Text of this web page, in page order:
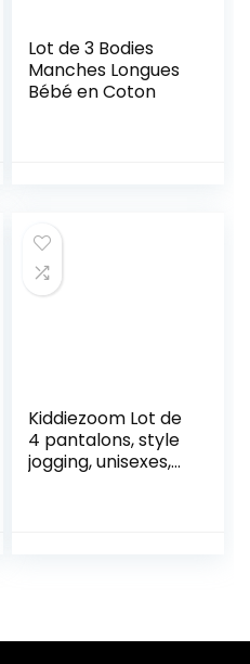
Lot de 3 Bodies
Manches Longues
Bébé en Coton
Kiddiezoom Lot de
4 pantalons, style
jogging, unisexes,